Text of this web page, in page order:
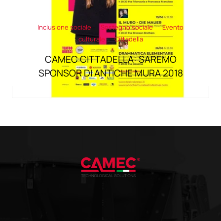
Inclusione sociale Sostegno sociale
Evento
culturale
Cittadella
CAMEC CITTADELLA: SAREMO
SPONSOR DI ANTICHE MURA 2018